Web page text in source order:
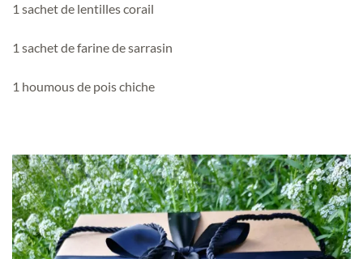
1 sachet de lentilles corail
1 sachet de farine de sarrasin
1 houmous de pois chiche